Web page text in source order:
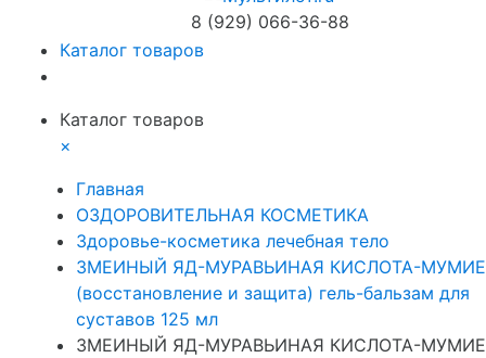
8 (929) 066-36-88
Каталог товаров
Каталог товаров
×
Главная
ОЗДОРОВИТЕЛЬНАЯ КОСМЕТИКА
Здоровье-косметика лечебная тело
ЗМЕИНЫЙ ЯД-МУРАВЬИНАЯ КИСЛОТА-МУМИЕ
(восстановление и защита) гель-бальзам для
суставов 125 мл
ЗМЕИНЫЙ ЯД-МУРАВЬИНАЯ КИСЛОТА-МУМИЕ